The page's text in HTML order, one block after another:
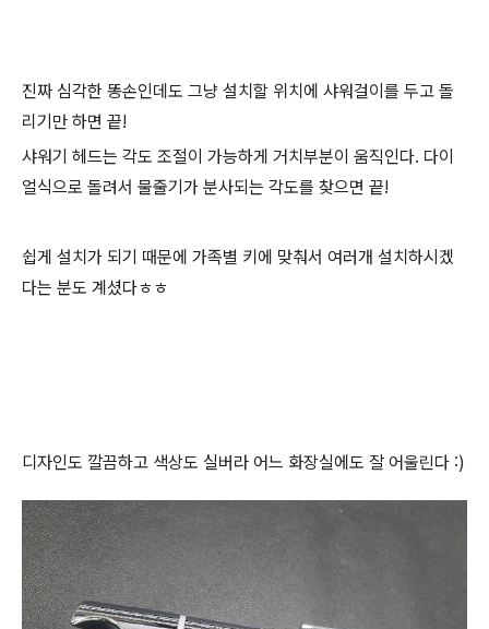
진짜 심각한 똥손인데도 그냥 설치할 위치에 샤워걸이를 두고 돌
리기만 하면 끝!
샤워기 헤드는 각도 조절이 가능하게 거치부분이 움직인다. 다이
얼식으로 돌려서 물줄기가 분사되는 각도를 찾으면 끝!
쉽게 설치가 되기 때문에 가족별 키에 맞춰서 여러개 설치하시겠
다는 분도 계셨다ㅎㅎ
디자인도 깔끔하고 색상도 실버라 어느 화장실에도 잘 어울린다 :)